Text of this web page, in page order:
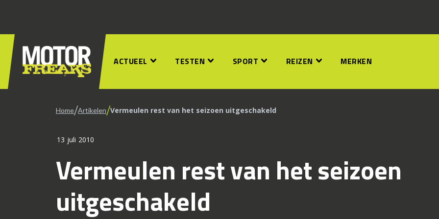
ACTUEEL TESTEN SPORT REIZEN MERKEN
Home/Artikelen/Vermeulen rest van het seizoen uitgeschakeld
13 juli 2010
Vermeulen rest van het seizoen
uitgeschakeld